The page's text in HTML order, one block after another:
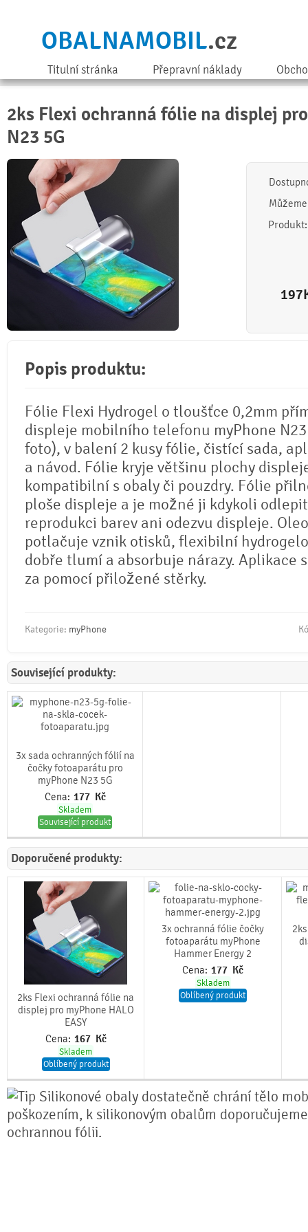
OBALNAMOBIL.cz
Titulní stránka Přepravní náklady
2ks Flexi ochranná fólie na displej
N23 5G
197
Popis produktu:
Fólie Flexi Hydrogel o tloušťce 0,2mm
displeje mobilního telefonu myPhone
foto), v balení 2 kusy fólie, čistící sada,
a návod. Fólie kryje většinu plochy
kompatibilní s obaly či pouzdry. Fólie
ploše displeje a je možné ji kdykoli
reprodukci barev ani odezvu displeje.
potlačuje vznik otisků, flexibilní
dobře tlumí a absorbuje nárazy. Aplikace
za pomocí přiložené stěrky.
Kategorie: myPhone
Související produkty:
3x sada ochranných fólií na
čočky fotoaparátu pro
myPhone N23 5G
Cena: 177 Kč
Skladem
Související produkt
Doporučené produkty:
2ks Flexi ochranná fólie na
displej pro myPhone HALO
EASY
Cena: 167 Kč
Skladem
Oblíbený produkt
3x ochranná fólie čočky
fotoaparátu myPhone
Hammer Energy 2
Cena: 177 Kč
Skladem
Oblíbený produkt
Silikonové obaly dostatečně chrání tělo
poškozením, k silikonovým obalům
ochrannou fólii.